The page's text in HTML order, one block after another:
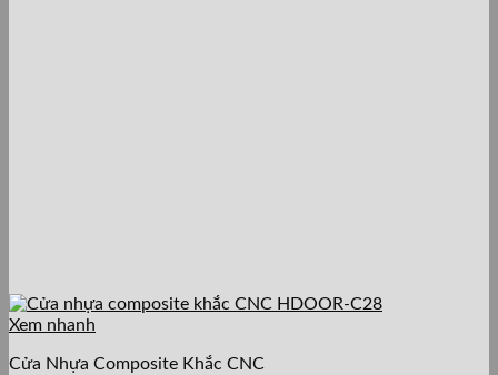
Xem nhanh
Cửa Nhựa Composite Khắc CNC